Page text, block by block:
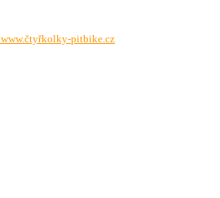
www.čtyřkolky-pitbike.cz